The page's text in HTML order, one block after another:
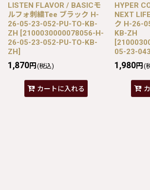
LISTEN FLAVOR / BASICモ
ルフォ刺繍Tee ブラック H-
26-05-23-052-PU-TO-KB-
ZH [2100030000078056-H-
26-05-23-052-PU-TO-KB-
ZH]
1,870円 (税込)
カートに入れる
HYPER
NEXT
ク H-26-
KB-ZH
[
05-23-
1,980円 (